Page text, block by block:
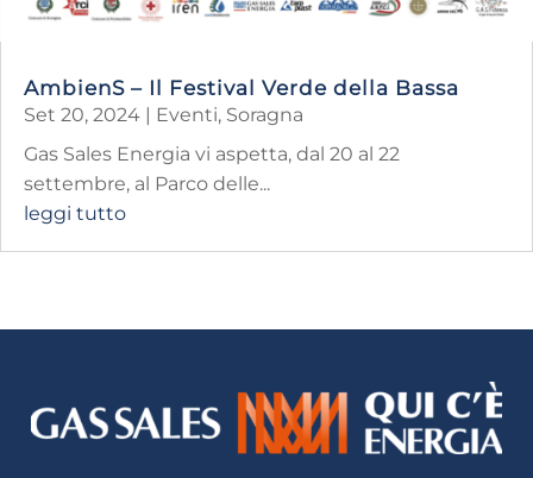
AmbienS – Il Festival Verde della Bassa
Set 20, 2024 Eventi, Soragna
Gas Sales Energia vi aspetta, dal 20 al 22
settembre, al Parco delle...
leggi tutto